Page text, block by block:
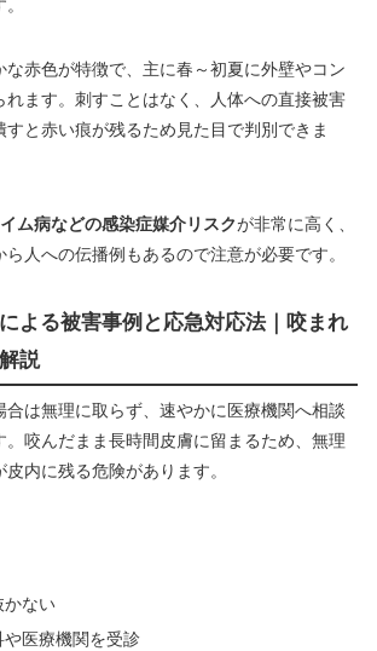
な赤色が特徴で、主に春～初夏に外壁やコン
れます。刺すことはなく、人体への直接被害
すと赤い痕が残るため見た目で判別できま
ム病などの感染症媒介リスクが非常に高く、
人への伝播例もあるので注意が必要です。
よる被害事例と応急対応法｜咬まれ
説
合は無理に取らず、速やかに医療機関へ相談
。咬んだまま長時間皮膚に留まるため、無理
内に残る危険があります。
かない
医療機関を受診